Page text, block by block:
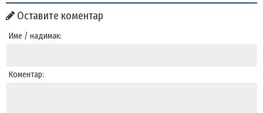
Оставите коментар
Име / надимак:
Коментар: